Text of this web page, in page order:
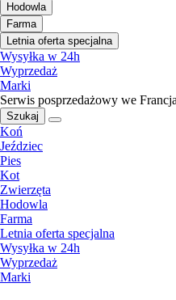
Hodowla
Farma
Letnia oferta specjalna
Wysyłka w 24h
Wyprzedaż
Marki
Serwis posprzedażowy we Francja
Szukaj
Koń
Jeździec
Pies
Kot
Zwierzęta
Hodowla
Farma
Letnia oferta specjalna
Wysyłka w 24h
Wyprzedaż
Marki